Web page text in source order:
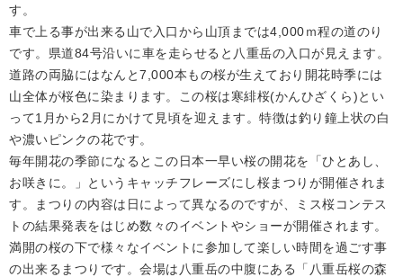
す。
車で上る事が出来る山で入口から山頂までは4,000ｍ程の道のり
です。県道84号沿いに車を走らせると八重岳の入口が見えます。
道路の両脇にはなんと7,000本もの桜が生えており開花時季には
山全体が桜色に染まります。この桜は寒緋桜(かんひざくら)とい
って1月から2月にかけて見頃を迎えます。特徴は釣り鐘上状の白
や濃いピンクの花です。
毎年開花の季節になるとこの日本一早い桜の開花を「ひとあし、
お咲きに。」というキャッチフレーズにし桜まつりが開催されま
す。まつりの内容は日によって異なるのですが、ミス桜コンテス
トの結果発表をはじめ数々のイベントやショーが開催されます。
満開の桜の下で様々なイベントに参加して楽しい時間を過ごす事
の出来るまつりです。会場は八重岳の中腹にある「八重岳桜の森